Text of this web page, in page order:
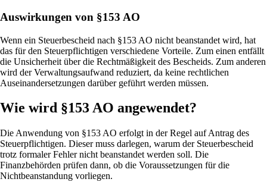
Auswirkungen von §153 AO
Wenn ein Steuerbescheid nach §153 AO nicht beanstandet wird, hat
das für den Steuerpflichtigen verschiedene Vorteile. Zum einen entfällt
die Unsicherheit über die Rechtmäßigkeit des Bescheids. Zum anderen
wird der Verwaltungsaufwand reduziert, da keine rechtlichen
Auseinandersetzungen darüber geführt werden müssen.
Wie wird §153 AO angewendet?
Die Anwendung von §153 AO erfolgt in der Regel auf Antrag des
Steuerpflichtigen. Dieser muss darlegen, warum der Steuerbescheid
trotz formaler Fehler nicht beanstandet werden soll. Die
Finanzbehörden prüfen dann, ob die Voraussetzungen für die
Nichtbeanstandung vorliegen.